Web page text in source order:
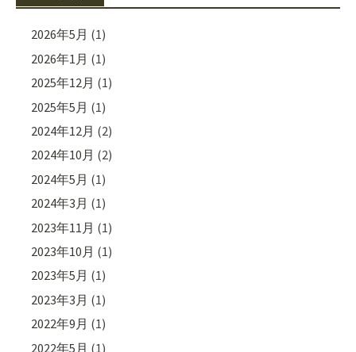
2026年5月 (1)
2026年1月 (1)
2025年12月 (1)
2025年5月 (1)
2024年12月 (2)
2024年10月 (2)
2024年5月 (1)
2024年3月 (1)
2023年11月 (1)
2023年10月 (1)
2023年5月 (1)
2023年3月 (1)
2022年9月 (1)
2022年5月 (1)